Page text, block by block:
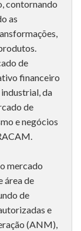
contornando
as
de
financeiro
da
de
e negócios
mercado
área de
de
e
(ANM),